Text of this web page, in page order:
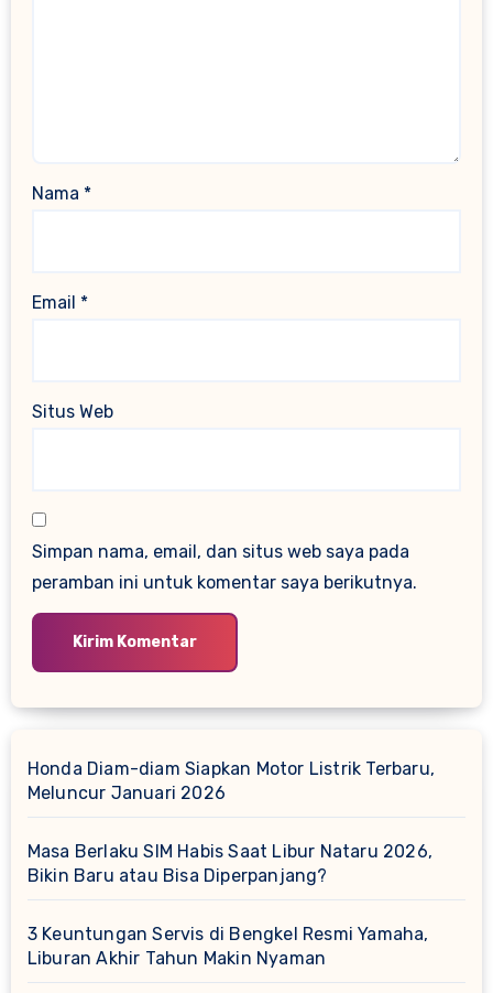
Nama *
Email *
Situs Web
Simpan nama, email, dan situs web saya pada
peramban ini untuk komentar saya berikutnya.
Honda Diam-diam Siapkan Motor Listrik Terbaru,
Meluncur Januari 2026
Masa Berlaku SIM Habis Saat Libur Nataru 2026,
Bikin Baru atau Bisa Diperpanjang?
3 Keuntungan Servis di Bengkel Resmi Yamaha,
Liburan Akhir Tahun Makin Nyaman